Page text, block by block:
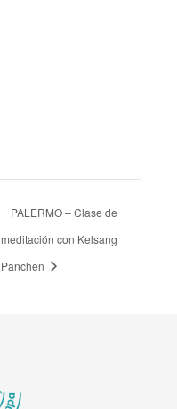
PALERMO – Clase de
meditación con Kelsang
Panchen